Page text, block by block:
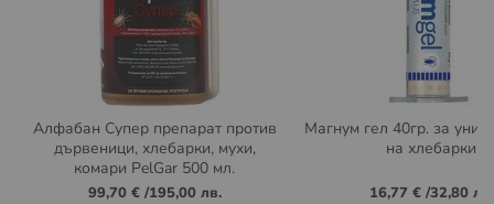
Алфабан Супер препарат против
дървеници, хлебарки, мухи,
комари PelGar 500 мл.
99,70 €/195,00 лв.
Магнум гел 40гр. за
на хлебарки
16,77 €/32,80 лв.